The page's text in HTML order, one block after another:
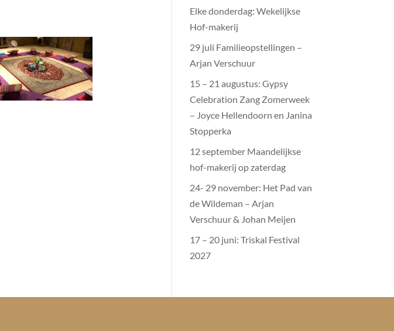
Elke donderdag: Wekelijkse
Hof-makerij
29 juli Familieopstellingen –
Arjan Verschuur
15 – 21 augustus: Gypsy
Celebration Zang Zomerweek
– Joyce Hellendoorn en Janina
Stopperka
12 september Maandelijkse
hof-makerij op zaterdag
24- 29 november: Het Pad van
de Wildeman – Arjan
Verschuur & Johan Meijen
17 – 20 juni: Triskal Festival
2027